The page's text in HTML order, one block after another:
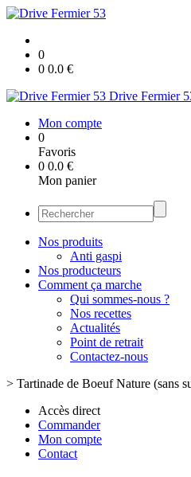
0
0 0.0 €
Drive Fermier
Mon compte
0
Favoris
0 0.0 €
Mon panier
Nos produits
Anti gaspi
Nos producteurs
Comment ça marche
Qui sommes-nous ?
Nos recettes
Actualités
Point de retrait
Contactez-nous
> Tartinade de Boeuf Nature (sans
Accès direct
Commander
Mon compte
Contact